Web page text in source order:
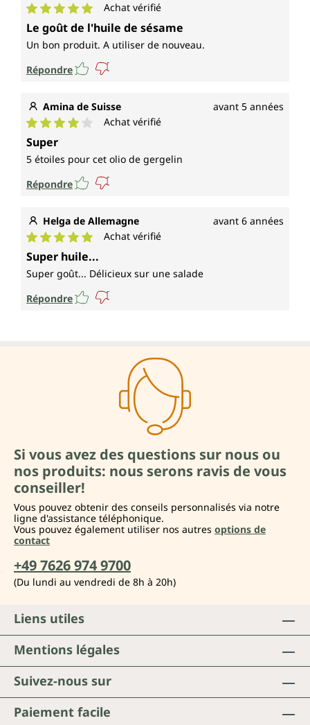
Note moyenne de 5 sur 5 étoiles
Achat vérifié
Le goût de l'huile de sésame
Un bon produit. A utiliser de nouveau.
Répondre
Amina de Suisse avant 5 années
Note moyenne de 4 sur 5 étoiles
Achat vérifié
Super
5 étoiles pour cet olio de gergelin
Répondre
Helga de Allemagne avant 6 années
Note moyenne de 5 sur 5 étoiles
Achat vérifié
Super huile...
Super goût... Délicieux sur une salade
Répondre
Si vous avez des questions sur nous ou
nos produits: nous serons ravis de vous
conseiller!
Vous pouvez obtenir des conseils personnalisés via notre
ligne d'assistance téléphonique.
Vous pouvez également utiliser nos autres options de
contact
+49 7626 974 9700
(Du lundi au vendredi de 8h à 20h)
Suivez-nous sur
Paiement facile
Liens utiles
Mentions légales